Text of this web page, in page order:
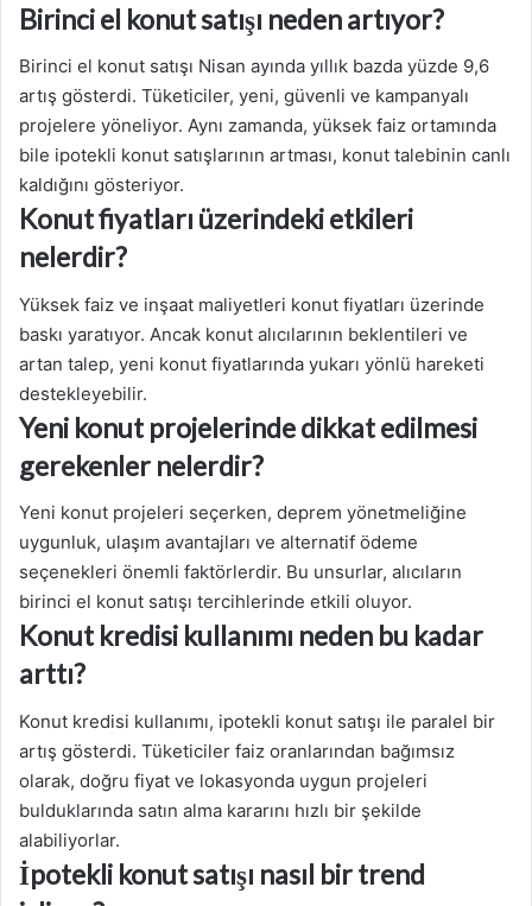
Birinci el konut satışı neden artıyor?
Birinci el konut satışı Nisan ayında yıllık bazda yüzde 9,6
artış gösterdi. Tüketiciler, yeni, güvenli ve kampanyalı
projelere yöneliyor. Aynı zamanda, yüksek faiz ortamında
bile ipotekli konut satışlarının artması, konut talebinin canlı
kaldığını gösteriyor.
Konut fiyatları üzerindeki etkileri
nelerdir?
Yüksek faiz ve inşaat maliyetleri konut fiyatları üzerinde
baskı yaratıyor. Ancak konut alıcılarının beklentileri ve
artan talep, yeni konut fiyatlarında yukarı yönlü hareketi
destekleyebilir.
Yeni konut projelerinde dikkat edilmesi
gerekenler nelerdir?
Yeni konut projeleri seçerken, deprem yönetmeliğine
uygunluk, ulaşım avantajları ve alternatif ödeme
seçenekleri önemli faktörlerdir. Bu unsurlar, alıcıların
birinci el konut satışı tercihlerinde etkili oluyor.
Konut kredisi kullanımı neden bu kadar
arttı?
Konut kredisi kullanımı, ipotekli konut satışı ile paralel bir
artış gösterdi. Tüketiciler faiz oranlarından bağımsız
olarak, doğru fiyat ve lokasyonda uygun projeleri
bulduklarında satın alma kararını hızlı bir şekilde
alabiliyorlar.
İpotekli konut satışı nasıl bir trend